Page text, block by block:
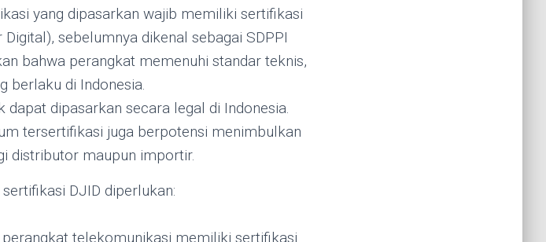
yang dipasarkan wajib memiliki sertifikasi
sebelumnya dikenal sebagai SDPPI
bahwa perangkat memenuhi standar teknis,
berlaku di Indonesia.
dapat dipasarkan secara legal di Indonesia.
tersertifikasi juga berpotensi menimbulkan
distributor maupun importir.
DJID diperlukan:
telekomunikasi memiliki sertifikasi